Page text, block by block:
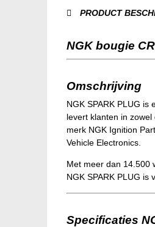
PRODUCT
NGK bougie
Omschrijving
NGK SPARK PLUG
levert klanten in
merk NGK Ignition
Vehicle Electronics.
Met meer dan 14.500
NGK SPARK PLUG
Specificaties